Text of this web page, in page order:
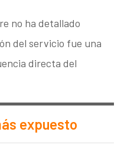
no ha detallado
del servicio fue una
directa del
expuesto